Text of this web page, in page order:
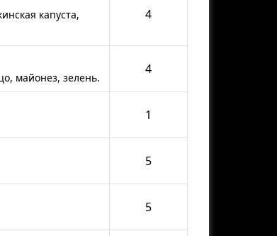
капуста,
4
майонез, зелень.
4
1
5
5